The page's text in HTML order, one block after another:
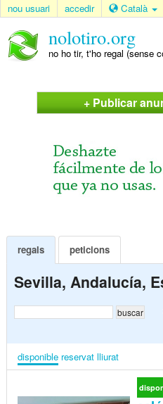
nou usuari accedir Català
nolotiro.org
no ho tir, t'ho regal (sense
+ Publicar
regals peticions
Sevilla, Andalucía,
disponible reservat lliurat